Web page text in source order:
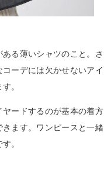
る薄いシャツのこと。
ーデには欠かせないア
。
ードするのが基本の着
ます。ワンピースと一
。